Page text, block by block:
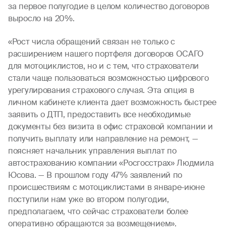
за первое полугодие в целом количество договоров
выросло на 20%.
«Рост числа обращений связан не только с
расширением нашего портфеля договоров ОСАГО
для мотоциклистов, но и с тем, что страхователи
стали чаще пользоваться возможностью цифрового
урегулирования страхового случая. Эта опция в
личном кабинете клиента дает возможность быстрее
заявить о ДТП, предоставить все необходимые
документы без визита в офис страховой компании и
получить выплату или направление на ремонт, —
поясняет начальник управления выплат по
автострахованию компании «Росгосстрах» Людмила
Юсова. — В прошлом году 47% заявлений по
происшествиям с мотоциклистами в январе-июне
поступили нам уже во втором полугодии,
предполагаем, что сейчас страхователи более
оперативно обращаются за возмещением».